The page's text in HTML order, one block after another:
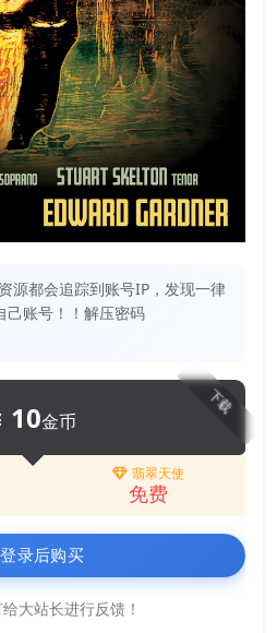
源都会追踪到账号IP，发现一律
己账号！！解压密码
下载
10金币
翡翠天使
免费
登录后购买
大站长进行反馈！